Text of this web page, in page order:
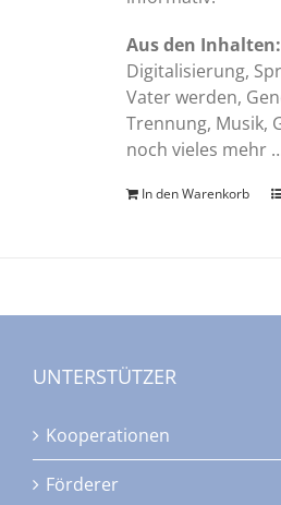
Aus den Inhalten:
Digitalisierung,
Vater werden,
Trennung, Musik,
noch vieles mehr
In den Warenkorb
UNTERSTÜTZER
Kooperationen
Förderer